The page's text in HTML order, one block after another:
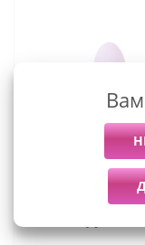
Je Joue Mimi
стимулятор
новичков и
клитора,